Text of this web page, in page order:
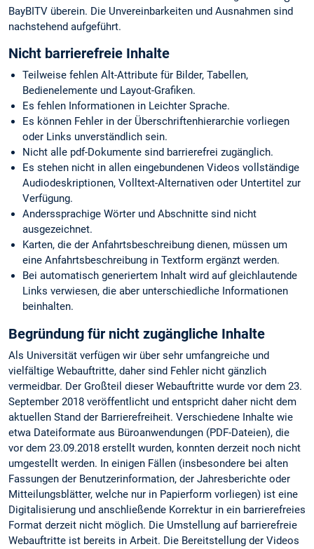
BayBITV überein. Die Unvereinbarkeiten und Ausnahmen sind
nachstehend aufgeführt.
Nicht barrierefreie Inhalte
Teilweise fehlen Alt-Attribute für Bilder, Tabellen,
Bedienelemente und Layout-Grafiken.
Es fehlen Informationen in Leichter Sprache.
Es können Fehler in der Überschriftenhierarchie vorliegen
oder Links unverständlich sein.
Nicht alle pdf-Dokumente sind barrierefrei zugänglich.
Es stehen nicht in allen eingebundenen Videos vollständige
Audiodeskriptionen, Volltext-Alternativen oder Untertitel zur
Verfügung.
Anderssprachige Wörter und Abschnitte sind nicht
ausgezeichnet.
Karten, die der Anfahrtsbeschreibung dienen, müssen um
eine Anfahrtsbeschreibung in Textform ergänzt werden.
Bei automatisch generiertem Inhalt wird auf gleichlautende
Links verwiesen, die aber unterschiedliche Informationen
beinhalten.
Begründung für nicht zugängliche Inhalte
Als Universität verfügen wir über sehr umfangreiche und
vielfältige Webauftritte, daher sind Fehler nicht gänzlich
vermeidbar. Der Großteil dieser Webauftritte wurde vor dem 23.
September 2018 veröffentlicht und entspricht daher nicht dem
aktuellen Stand der Barrierefreiheit. Verschiedene Inhalte wie
etwa Dateiformate aus Büroanwendungen (PDF-Dateien), die
vor dem 23.09.2018 erstellt wurden, konnten derzeit noch nicht
umgestellt werden. In einigen Fällen (insbesondere bei alten
Fassungen der Benutzerinformation, der Jahresberichte oder
Mitteilungsblätter, welche nur in Papierform vorliegen) ist eine
Digitalisierung und anschließende Korrektur in ein barrierefreies
Format derzeit nicht möglich. Die Umstellung auf barrierefreie
Webauftritte ist bereits in Arbeit. Die Bereitstellung der Videos